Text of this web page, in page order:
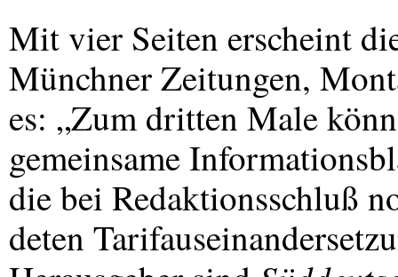
Mit vier Seiten erscheint
Münchner Zeitungen,
es: „Zum dritten Male
gemeinsame
die bei Redaktionsschluß
deten